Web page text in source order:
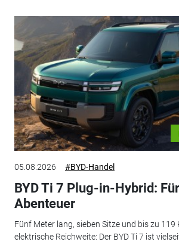
05.08.2026 #BYD-Handel
BYD Ti 7 Plug-in-Hybrid:
Abenteuer
Fünf Meter lang, sieben Sitze und bis zu 119
elektrische Reichweite: Der BYD Ti 7 ist